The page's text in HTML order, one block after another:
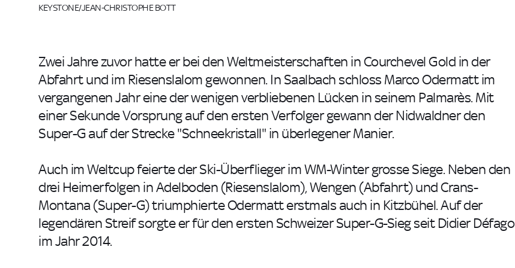
KEYSTONE/JEAN-CHRISTOPHE BOTT
Zwei Jahre zuvor hatte er bei den Weltmeisterschaften in Courchevel Gold in der
Abfahrt und im Riesenslalom gewonnen. In Saalbach schloss Marco Odermatt im
vergangenen Jahr eine der wenigen verbliebenen Lücken in seinem Palmarès. Mit
einer Sekunde Vorsprung auf den ersten Verfolger gewann der Nidwaldner den
Super-G auf der Strecke "Schneekristall" in überlegener Manier.
Auch im Weltcup feierte der Ski-Überflieger im WM-Winter grosse Siege. Neben den
drei Heimerfolgen in Adelboden (Riesenslalom), Wengen (Abfahrt) und Crans-
Montana (Super-G) triumphierte Odermatt erstmals auch in Kitzbühel. Auf der
legendären Streif sorgte er für den ersten Schweizer Super-G-Sieg seit Didier Défago
im Jahr 2014.